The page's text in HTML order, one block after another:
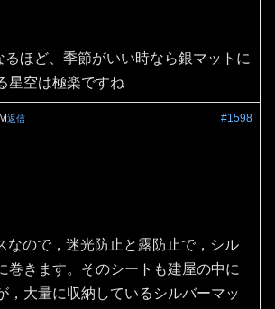
るほど、季節がいい時なら銀マットに
星空は極楽ですね
#1598
返信
なので，迷光防止と露防止で，シル
巻きます。そのシートも建屋の中に
，大量に収納しているシルバーマッ